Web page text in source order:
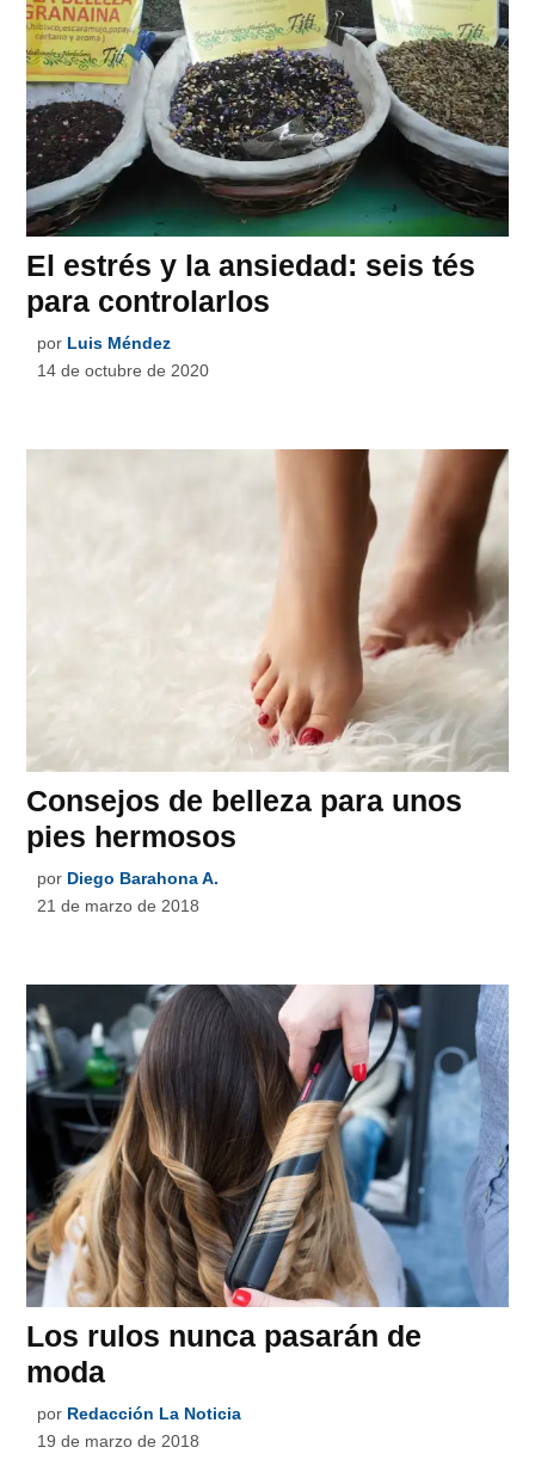
El estrés y la ansiedad: seis tés
para controlarlos
por Luis Méndez
14 de octubre de 2020
Consejos de belleza para unos
pies hermosos
por Diego Barahona A.
21 de marzo de 2018
Los rulos nunca pasarán de
moda
por Redacción La Noticia
19 de marzo de 2018